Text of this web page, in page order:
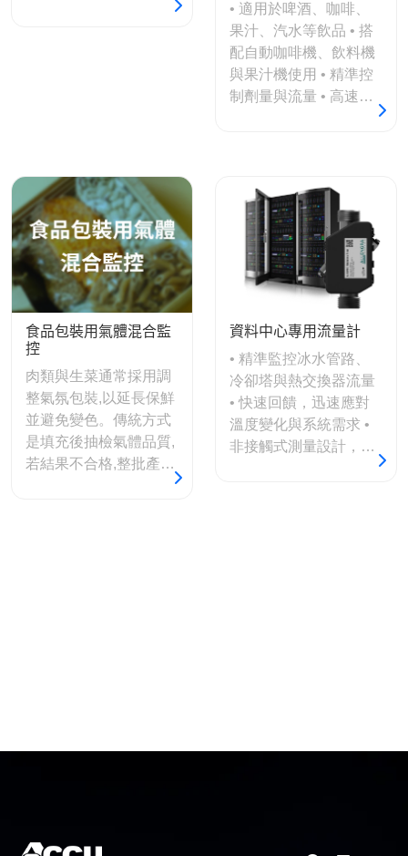
• 適用於啤酒、咖啡、
果汁、汽水等飲品 • 搭
配自動咖啡機、飲料機
與果汁機使用 • 精準控
制劑量與流量 • 高速測
含氣飲料與碳酸水 • 通
過食品接觸安全認證 •
可用於含果肉、奶粉等
顆粒液體
食品包裝用氣體混合監
控
肉類與生菜通常採用調
整氣氛包裝,以延長保鮮
並避免變色。傳統方式
是填充後抽檢氣體品質,
若結果不合格,整批產品
資料中心專用流量計
• 精準監控冰水管路、
冷卻塔與熱交換器流量
• 快速回饋，迅速應對
溫度變化與系統需求 •
非接觸式測量設計，壓
損小（ΔP），兼顧節能